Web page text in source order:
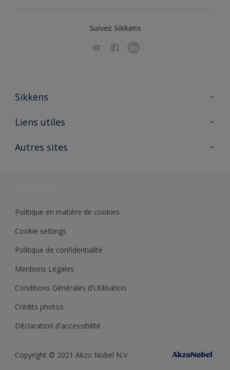
Suivez Sikkens
Sikkens
A propos de Sikkens
Liens utiles
Ouvrir un magasin PASS
Autres sites
Politique en matière de cookies
Cookie settings
Politique de confidentialité
Mentions Légales
Conditions Générales d'Utilisation
Crédits photos
Déclaration d'accessibilité
Copyright © 2021 Akzo Nobel N.V.